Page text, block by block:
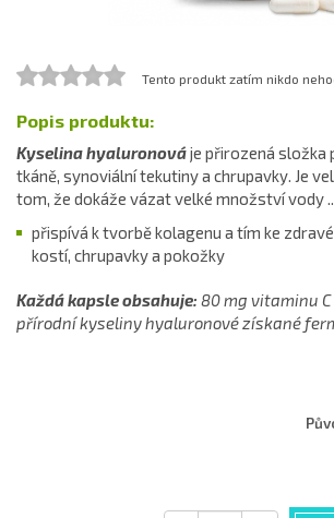
Tento produkt zatím nikdo
Popis produktu:
Kyselina hyaluronováje přirozená složka
tkáně, synoviální tekutiny a chrupavky. Je
tom, že dokáže vázat velké množství vody
přispívá k tvorbě kolagenu a tím ke
kostí, chrupavky a pokožky
Každá kapsle obsahuje: 80 mg vitaminu
přírodní kyseliny hyaluronové získané